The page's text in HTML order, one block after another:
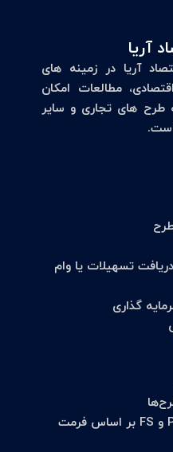
آریا
آریا در زمینه های
مطالعات امکان
طرح های تجاری و سایر
تسهیلات یا وام
گذاری
اصول تهیه مطالعات PFS و FS بر اساس فرمت